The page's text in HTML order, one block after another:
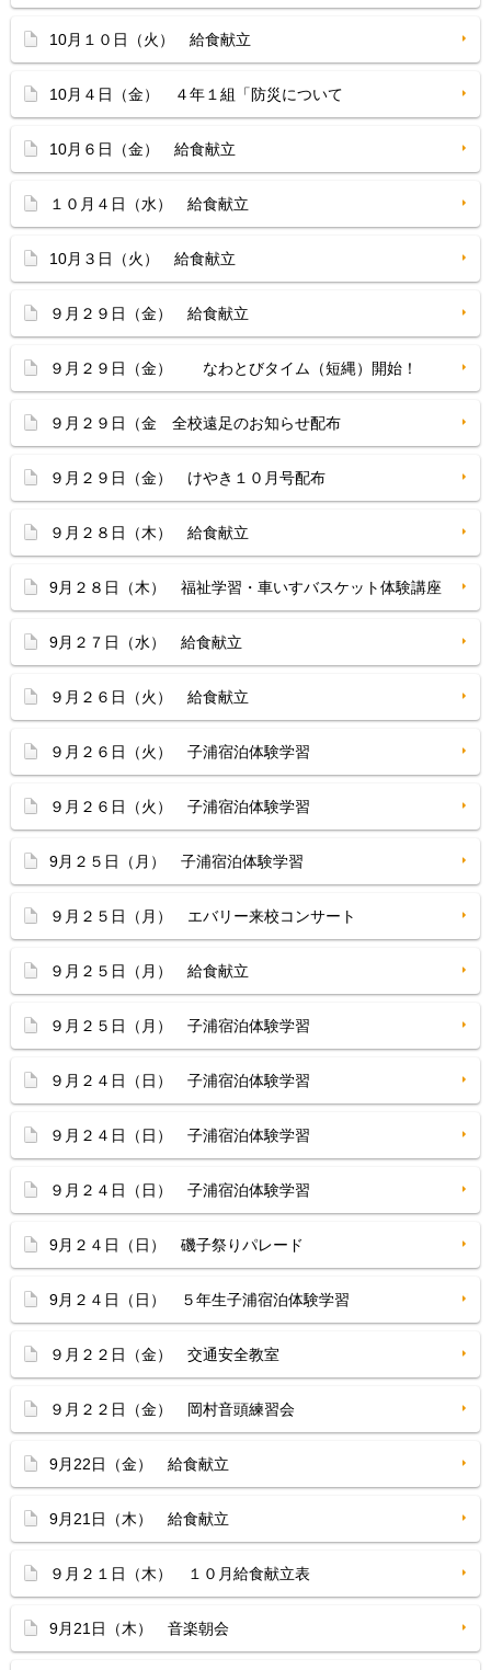
10月１０日（火） 給食献立
10月４日（金） ４年１組「防災について
10月６日（金） 給食献立
１０月４日（水） 給食献立
10月３日（火） 給食献立
９月２９日（金） 給食献立
９月２９日（金） なわとびタイム（短縄）開始！
９月２９日（金 全校遠足のお知らせ配布
９月２９日（金） けやき１０月号配布
９月２８日（木） 給食献立
9月２８日（木） 福祉学習・車いすバスケット体験講座
9月２７日（水） 給食献立
９月２６日（火） 給食献立
９月２６日（火） 子浦宿泊体験学習
９月２６日（火） 子浦宿泊体験学習
9月２５日（月） 子浦宿泊体験学習
９月２５日（月） エバリー来校コンサート
９月２５日（月） 給食献立
９月２５日（月） 子浦宿泊体験学習
９月２４日（日） 子浦宿泊体験学習
９月２４日（日） 子浦宿泊体験学習
９月２４日（日） 子浦宿泊体験学習
9月２４日（日） 磯子祭りパレード
9月２４日（日） ５年生子浦宿泊体験学習
９月２２日（金） 交通安全教室
９月２２日（金） 岡村音頭練習会
9月22日（金） 給食献立
9月21日（木） 給食献立
９月２１日（木） １０月給食献立表
9月21日（木） 音楽朝会